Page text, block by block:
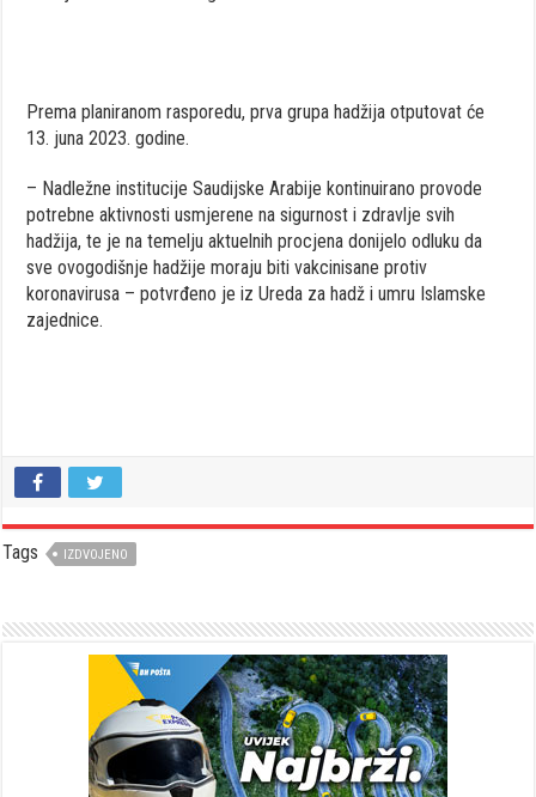
Prema planiranom rasporedu, prva grupa hadžija otputovat će
13. juna 2023. godine.
– Nadležne institucije Saudijske Arabije kontinuirano provode
potrebne aktivnosti usmjerene na sigurnost i zdravlje svih
hadžija, te je na temelju aktuelnih procjena donijelo odluku da
sve ovogodišnje hadžije moraju biti vakcinisane protiv
koronavirusa – potvrđeno je iz Ureda za hadž i umru Islamske
zajednice.
Tags IZDVOJENO